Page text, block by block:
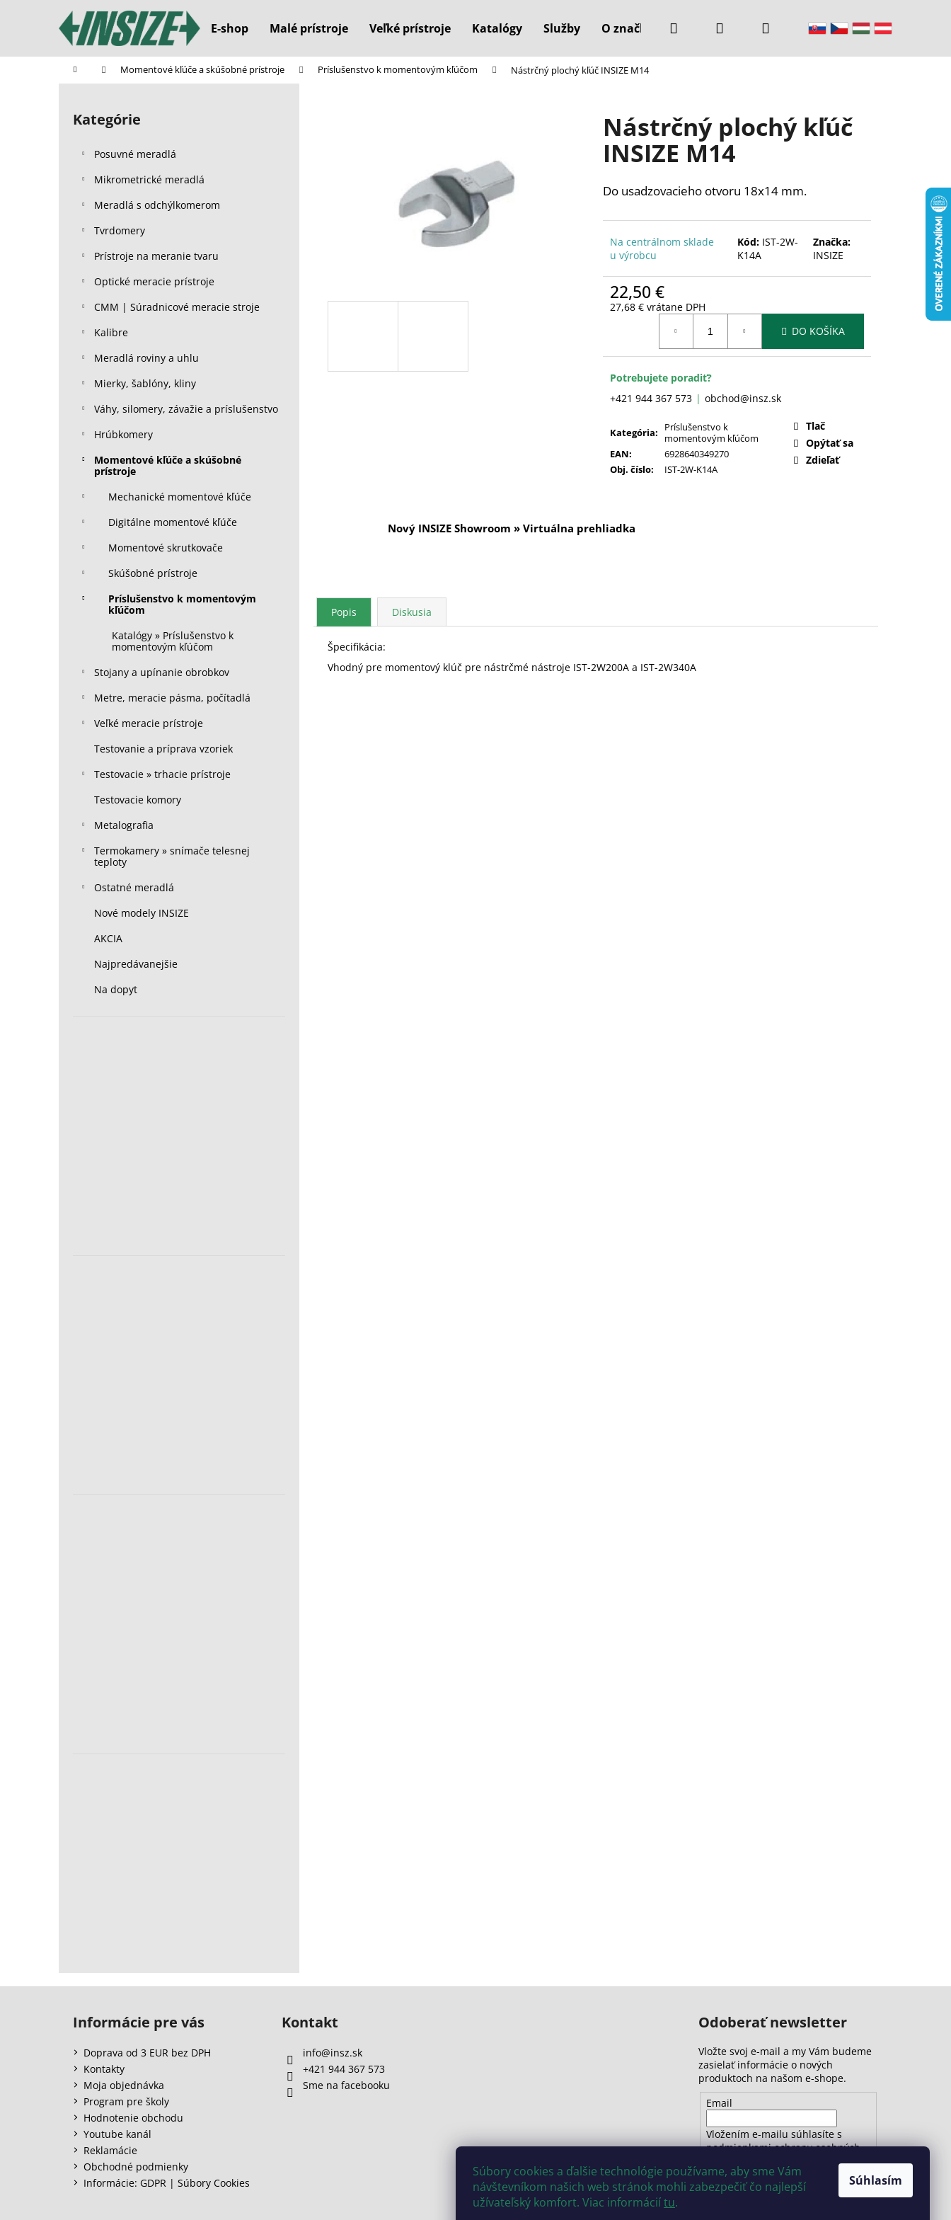
Súbory cookies a ďalšie technológie používame, aby sme Vám
návštevníkom našich web stránok mohli zabezpečiť čo najlepší
užívateľský komfort. Viac informáciítu.
Súhlasím
E-shop Malé prístroje Veľké prístroje Katalógy Služby O značke Kontakty
Hľadať PrihlásenieNákupný
Domov Momentové kľúče a skúšobné prístroje Príslušenstvo k momentovým kľúčom Nástrčný plochý kľúč INSIZE M14
B
Preskočiť
kategórie
Kategórie
Posuvné meradlá
Mikrometrické meradlá
Meradlá s odchýlkomerom
Tvrdomery
Prístroje na meranie tvaru
Optické meracie prístroje
CMM | Súradnicové meracie stroje
Kalibre
Meradlá roviny a uhlu
Mierky, šablóny, kliny
Váhy, silomery, závažie a príslušenstvo
Hrúbkomery
Momentové kľúče a skúšobné
prístroje
Mechanické momentové kľúče
Digitálne momentové kľúče
Momentové skrutkovače
Skúšobné prístroje
Príslušenstvo k momentovým
kľúčom
Katalógy » Príslušenstvo k
momentovým kľúčom
Stojany a upínanie obrobkov
Metre, meracie pásma, počítadlá
Veľké meracie prístroje
Testovanie a príprava vzoriek
Testovacie » trhacie prístroje
Testovacie komory
Metalografia
Termokamery » snímače telesnej
teploty
Ostatné meradlá
Nové modely INSIZE
AKCIA
Najpredávanejšie
Na dopyt
Nástrčný plochý kľúč
INSIZE M14
Do usadzovacieho otvoru 18x14 mm.
Na centrálnom sklade
u výrobcu
Kód: IST-2W-
K14A
Značka:
INSIZE
22,50 €
27,68 € vrátane DPH
DO KOŠÍKA
Potrebujete poradiť?
+421 944 367 573
obchod@insz.sk
Kategória:
Príslušenstvo k
momentovým kľúčom
EAN:
6928640349270
Obj. číslo: IST-2W-K14A
Tlač
Opýtať sa
Zdieľať
Nový INSIZE Showroom » Virtuálna prehliadka
Popis Diskusia
Špecifikácia:
Vhodný pre momentový klúč pre nástrčmé nástroje IST-2W200A a IST-2W340A
í
Späť
do
Späť
do
Čo potrebujete nájsť?
Odporúčame
Informácie pre vás
Doprava od 3 EUR bez DPH
Kontakty
Moja objednávka
Program pre školy
Hodnotenie obchodu
Youtube kanál
Reklamácie
Obchodné podmienky
Informácie: GDPR | Súbory Cookies
Kontakt
info@insz.sk
+421 944 367 573
Sme na facebooku
Odoberať newsletter
Vložte svoj e-mail a my Vám budeme
zasielať informácie o nových
produktoch na našom e-shope.
Email
Vložením e-mailu súhlasíte s
podmienkami ochrany osobných
PRIHLÁSIŤ SA